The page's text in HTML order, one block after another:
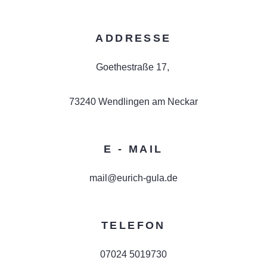
ADDRESSE
Goethestraße 17,
73240 Wendlingen am Neckar
E - MAIL
mail@eurich-gula.de
TELEFON
07024 5019730